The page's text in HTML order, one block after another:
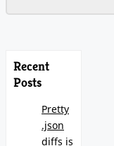
Recent
Posts
Pretty
.json
diffs is